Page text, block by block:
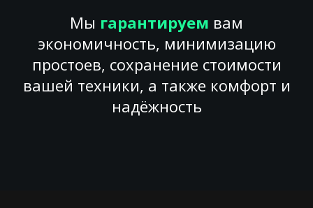
Мы гарантируем вам
экономичность, минимизацию
простоев, сохранение стоимости
вашей техники, а также комфорт и
надёжность